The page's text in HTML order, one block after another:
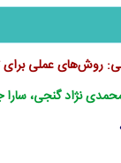
روش‌های عملی
محمدی‌ نژاد گنجی،